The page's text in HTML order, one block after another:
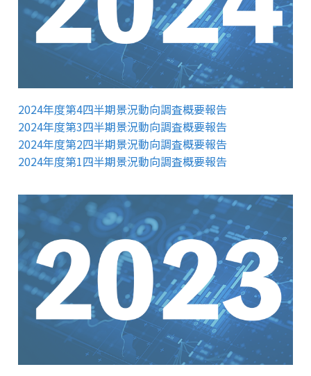
2024年度第4四半期景況動向調査概要報告
2024年度第3四半期景況動向調査概要報告
2024年度第2四半期景況動向調査概要報告
2024年度第1四半期景況動向調査概要報告